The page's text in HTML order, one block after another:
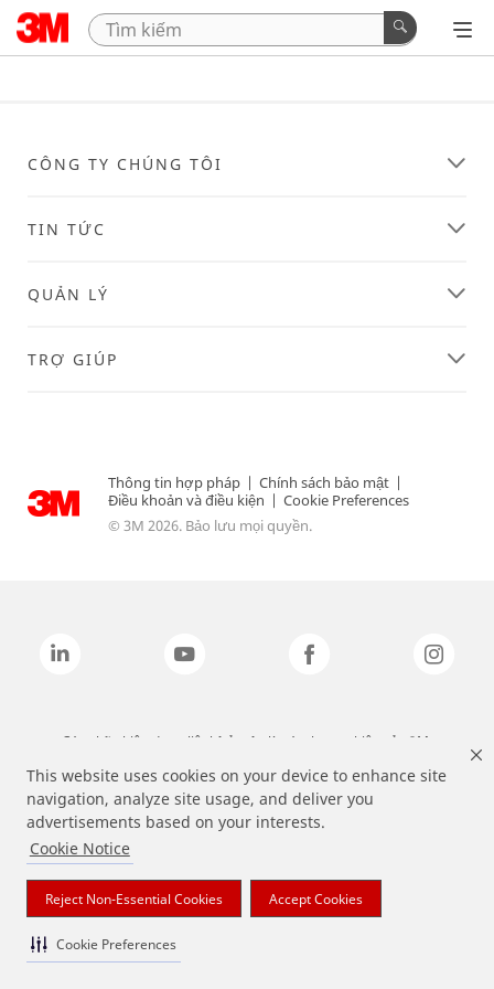
This website uses cookies on your device to enhance site
navigation, analyze site usage, and deliver you
advertisements based on your interests.
Cookie Notice
Reject Non-Essential Cookies Accept Cookies
Cookie Preferences
CÔNG TY CHÚNG TÔI
TIN TỨC
QUẢN LÝ
TRỢ GIÚP
Thông tin hợp pháp | Chính sách bảo mật |
Điều khoản và điều kiện | Cookie Preferences
© 3M 2026. Bảo lưu mọi quyền.
Các nhãn hiệu được liệt kê ở trên là các thương hiệu của 3M.